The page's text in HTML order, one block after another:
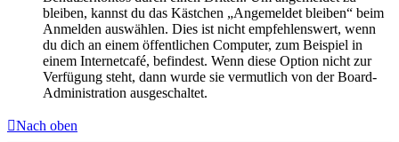
bleiben, kannst du das Kästchen „Angemeldet bleiben“ beim
Anmelden auswählen. Dies ist nicht empfehlenswert, wenn
du dich an einem öffentlichen Computer, zum Beispiel in
einem Internetcafé, befindest. Wenn diese Option nicht zur
Verfügung steht, dann wurde sie vermutlich von der Board-
Administration ausgeschaltet.
Nach oben